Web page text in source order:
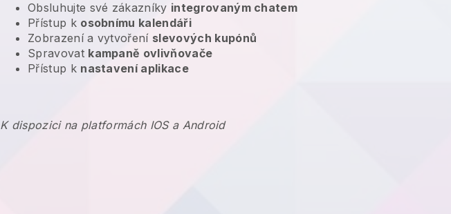
Obsluhujte své zákazníky integrovaným chatem
Přístup k osobnímu kalendáři
Zobrazení a vytvoření slevových kupónů
Spravovat kampaně ovlivňovače
Přístup k nastavení aplikace
K dispozici na platformách IOS a Android